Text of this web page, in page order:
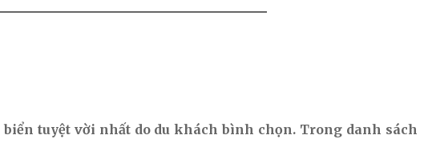
tuyệt vời nhất do du khách bình chọn. Trong danh sách